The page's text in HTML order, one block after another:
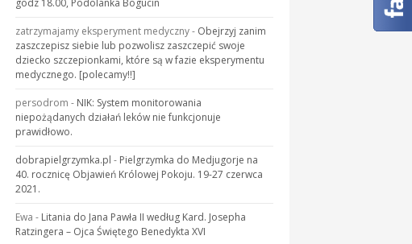
godz 18.00, Podolanka Bogucin
zatrzymajamy eksperyment medyczny- Obejrzyj zanim
zaszczepisz siebie lub pozwolisz zaszczepić swoje
dziecko szczepionkami, które są w fazie eksperymentu
medycznego. [polecamy!!]
persodrom - NIK: System monitorowania
niepożądanych działań leków nie funkcjonuje
prawidłowo.
dobrapielgrzymka.pl - Pielgrzymka do Medjugorje na
40. rocznicę Objawień Królowej Pokoju. 19-27 czerwca
2021.
Ewa - Litania do Jana Pawła II według Kard. Josepha
Ratzingera – Ojca Świętego Benedykta XVI